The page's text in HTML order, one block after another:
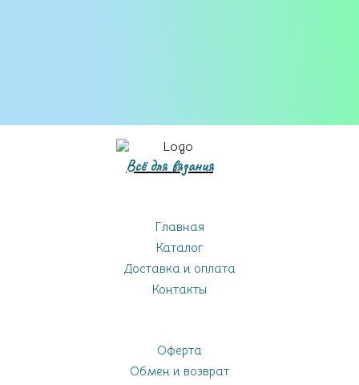
Всё для вязания
Главная
Каталог
Доставка и оплата
Контакты
Оферта
Обмен и возврат